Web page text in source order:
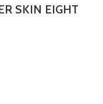
SKIN EIGHT